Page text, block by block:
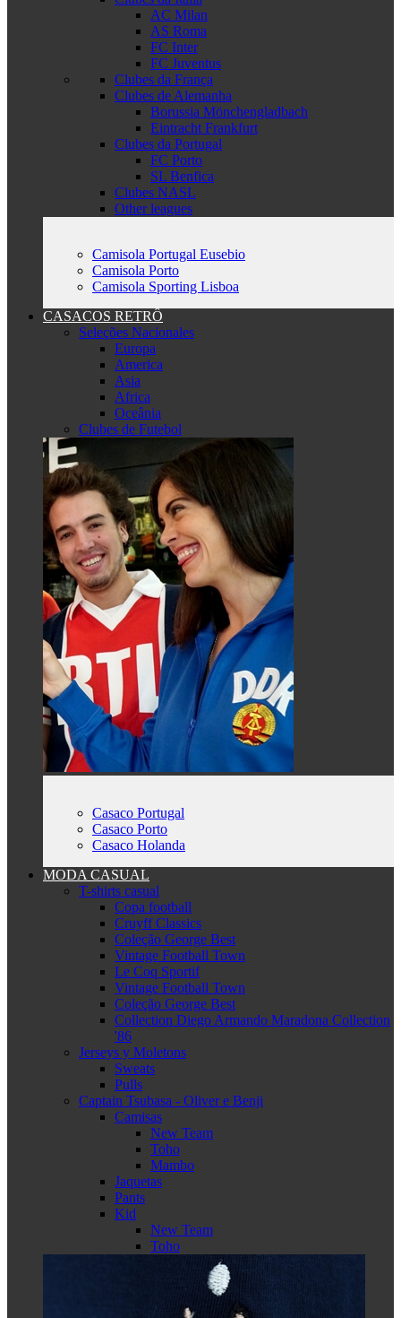
AC Milan
AS Roma
FC Inter
FC Juventus
Clubes da França
Clubes de Alemanha
Borussia Mönchengladbach
Eintracht Frankfurt
Clubes da Portugal
FC Porto
SL Benfica
Clubes NASL
Other leagues
Camisola Portugal Eusebio
Camisola Porto
Camisola Sporting Lisboa
CASACOS RETRÔ
Seleções Nacionales
Europa
America
Asia
Africa
Oceânia
Clubes de Futebol
Casaco Portugal
Casaco Porto
Casaco Holanda
MODA CASUAL
T-shirts casual
Copa football
Cruyff Classics
Coleção George Best
Vintage Football Town
Le Coq Sportif
Vintage Football Town
Coleção George Best
Collection Diego Armando Maradona Collection
'86
Jerseys y Moletons
Sweats
Pulls
Captain Tsubasa - Oliver e Benji
Camisas
New Team
Toho
Mambo
Jaquetas
Pants
Kid
New Team
Toho